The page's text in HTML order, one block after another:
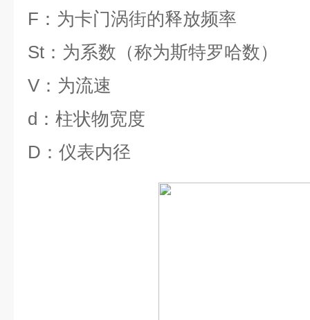
F ：为卡门涡街的释放频率
St ：为系数（称为斯特罗哈数）
V ：为流速
d ：柱状物宽度
D ：仪表内径